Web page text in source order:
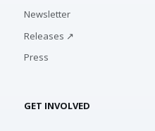
Newsletter
Releases ↗
Press
GET INVOLVED